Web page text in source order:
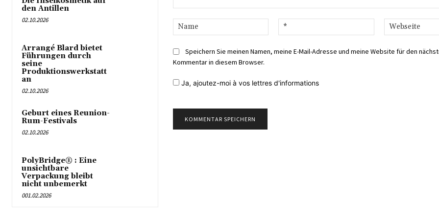
den Antillen
02.10.2026
Arrangé Blard bietet
Führungen durch
seine
Produktionswerkstatt
an
02.10.2026
Geburt eines Reunion-
Rum-Festivals
02.10.2026
PolyBridge® : Eine
unsichtbare
Verpackung bleibt
nicht unbemerkt
001.02.2026
Name:*
Mail:*
Speichern Sie meinen Namen, meine E-Mail-Adresse und meine Website für den
Kommentar in diesem Browser.
Ja, ajoutez-moi à vos lettres d'informations